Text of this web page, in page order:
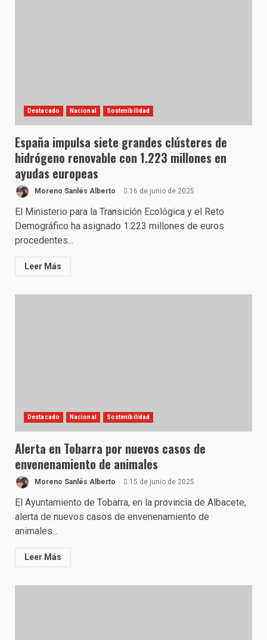
Destacado Nacional Sostenibilidad
España impulsa siete grandes clústeres de
hidrógeno renovable con 1.223 millones en
ayudas europeas
Moreno Sanlés Alberto 16 de junio de 2025
El Ministerio para la Transición Ecológica y el Reto
Demográfico ha asignado 1.223 millones de euros
procedentes...
Leer Más
Destacado Nacional Sostenibilidad
Alerta en Tobarra por nuevos casos de
envenenamiento de animales
Moreno Sanlés Alberto 15 de junio de 2025
El Ayuntamiento de Tobarra, en la provincia de Albacete,
alerta de nuevos casos de envenenamiento de
animales...
Leer Más